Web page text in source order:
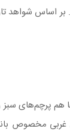
بر اساس
هم پرچم‌های
غربی مخصوص